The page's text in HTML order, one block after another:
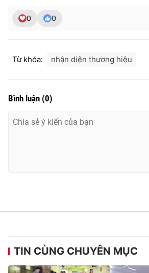
0 0
Từ khóa: nhận diện thương hiệu
Bình luận (0)
TIN CÙNG CHUYÊN MỤC